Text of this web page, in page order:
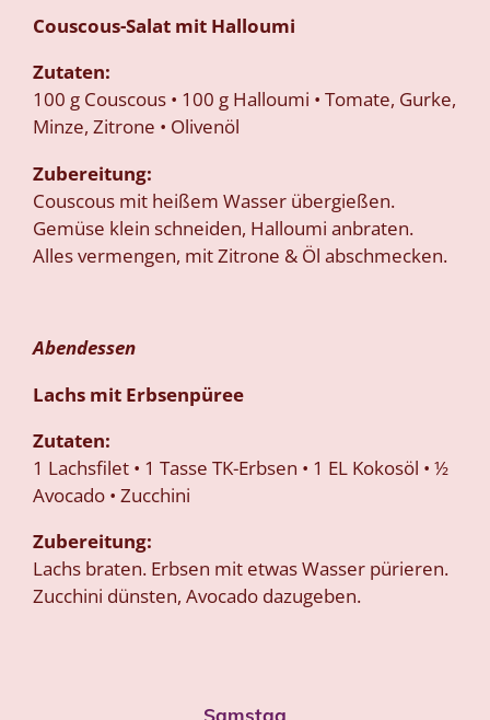
Couscous-Salat mit Halloumi
Zutaten:
100 g Couscous • 100 g Halloumi • Tomate, Gurke,
Minze, Zitrone • Olivenöl
Zubereitung:
Couscous mit heißem Wasser übergießen.
Gemüse klein schneiden, Halloumi anbraten.
Alles vermengen, mit Zitrone & Öl abschmecken.
Abendessen
Lachs mit Erbsenpüree
Zutaten:
1 Lachsfilet • 1 Tasse TK-Erbsen • 1 EL Kokosöl • ½
Avocado • Zucchini
Zubereitung:
Lachs braten. Erbsen mit etwas Wasser pürieren.
Zucchini dünsten, Avocado dazugeben.
Samstag